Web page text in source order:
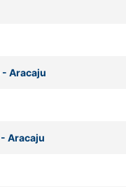
- Aracaju
- Aracaju